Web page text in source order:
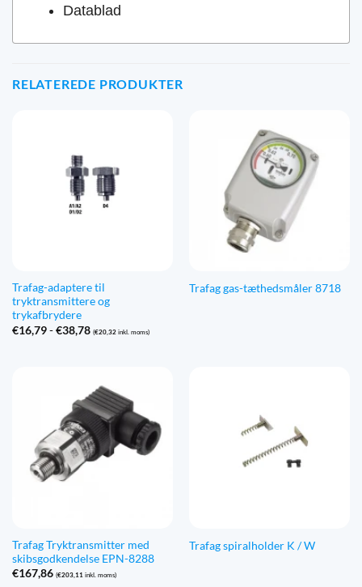
Datablad
RELATEREDE PRODUKTER
Trafag-adaptere til
tryktransmittere og
trykafbrydere
€16,79 - €38,78Prisinterval:
€16,79
(€20,32inkl. moms)
Trafag gas-tæthedsmåler 8718
Trafag Tryktransmitter med
skibsgodkendelse EPN-8288
€167,86 (€203,11inkl. moms)
Trafag spiralholder K / W